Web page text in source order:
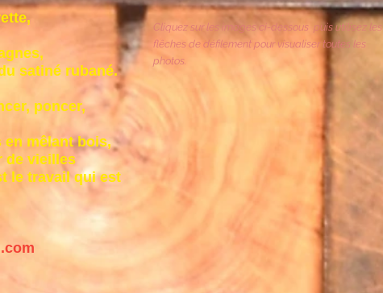
satiné rubané.
poncer,
en mêlant bois,
de vieilles
le travail qui est
Cliquez sur les images ci-dessous puis utilisez les
flêches de défilement pour visualiser toutes les
photos.